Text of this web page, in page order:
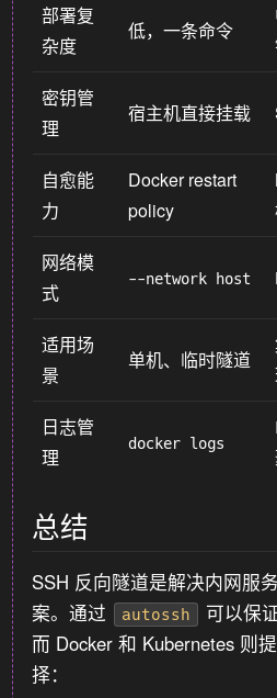
部署复
杂度
低，一条命令
密钥管
理
宿主机直接挂载
自愈能
力
Docker restart
policy
网络模
式
--network host
适用场
景
单机、临时隧道
日志管
理
docker logs
总结
SSH 反向隧道是解决内网服
案。通过
autossh
可以保
而 Docker 和 Kubernetes 则
择：